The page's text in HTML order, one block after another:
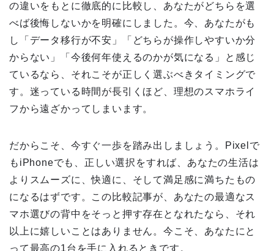
の違いをもとに徹底的に比較し、あなたがどちらを選
べば後悔しないかを明確にしました。今、あなたがも
し「データ移行が不安」「どちらが操作しやすいか分
からない」「今後何年使えるのかが気になる」と感じ
ているなら、それこそが正しく選ぶべきタイミングで
す。迷っている時間が長引くほど、理想のスマホライ
フから遠ざかってしまいます。
だからこそ、今すぐ一歩を踏み出しましょう。Pixelで
もiPhoneでも、正しい選択をすれば、あなたの生活は
よりスムーズに、快適に、そして満足感に満ちたもの
になるはずです。この比較記事が、あなたの最適なス
マホ選びの背中をそっと押す存在となれたなら、それ
以上に嬉しいことはありません。今こそ、あなたにと
って最高の1台を手に入れるときです。